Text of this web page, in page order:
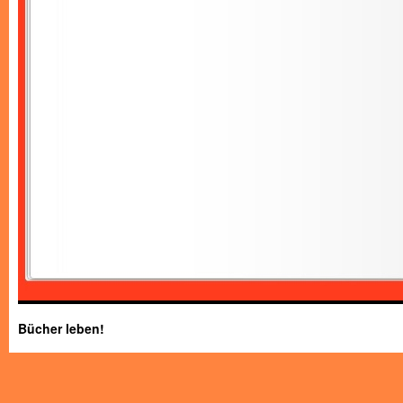
Bücher leben!